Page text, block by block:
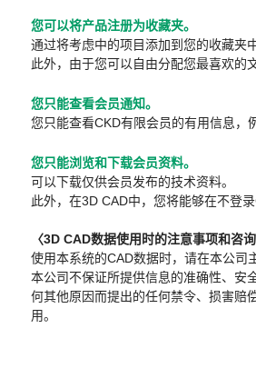
您可以将产品注册为收藏夹。
通过将考虑中的项目添加到您的收藏夹
此外，由于您可以自由分配您最喜欢的
您只能查看会员通知。
您只能查看CKD有限会员的有用信息，
您只能浏览和下载会员资料。
可以下载仅供会员发布的技术资料。
此外，在3D CAD中，您将能够在不登
〈3D CAD数据使用时的注意事项和咨
使用本系统的CAD数据时，请在本公司
本公司不保证所提供信息的准确性、安
何其他原因而提出的任何禁令、损害赔
用。